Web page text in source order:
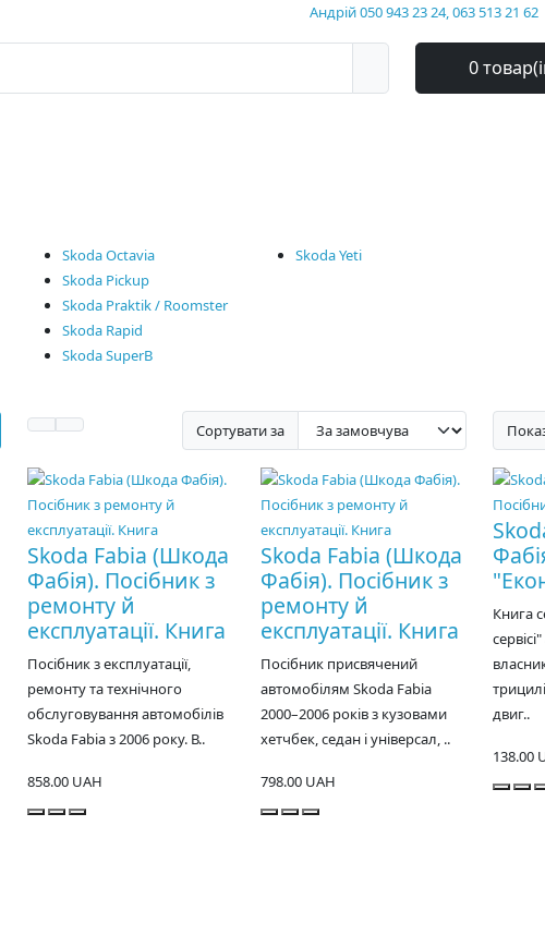
Андрій 050 943 23 24, 063 513 21 62
0
Skoda Octavia
Skoda Pickup
Skoda Praktik / Roomster
Skoda Rapid
Skoda SuperB
Skoda Yeti
Сортувати за
Skoda Fabia (Шкода
Фабія). Посібник з
ремонту й
експлуатації. Книга
Посібник з експлуатації,
ремонту та технічного
обслуговування автомобілів
Skoda Fabia з 2006 року. В..
858.00 UAH
Skoda Fabia (Шкода
Фабія). Посібник з
ремонту й
експлуатації. Книга
Посібник присвячений
автомобілям Skoda Fabia
2000–2006 років з кузовами
хетчбек, седан і універсал, ..
798.00 UAH
Книга
двиг..
138.00